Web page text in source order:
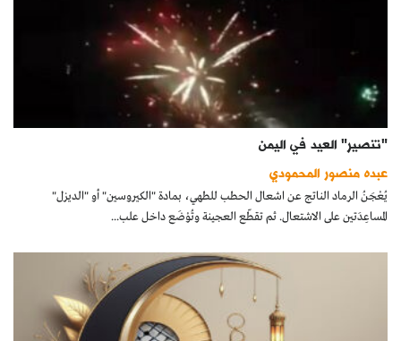
"تنصير" العيد في اليمن
عبده منصور المحمودي
يُعْجَنُ الرماد الناتج عن اشعال الحطب للطهي، بمادة "الكيروسين" أو "الديزل"
المساعِدَتين على الاشتعال. ثم تقطّع العجينة وتُوْضَع داخل علب...